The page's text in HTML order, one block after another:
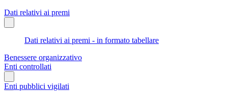
Dati relativi ai premi
Dati relativi ai premi - in formato tabellare
Benessere organizzativo
Enti controllati
Enti pubblici vigilati